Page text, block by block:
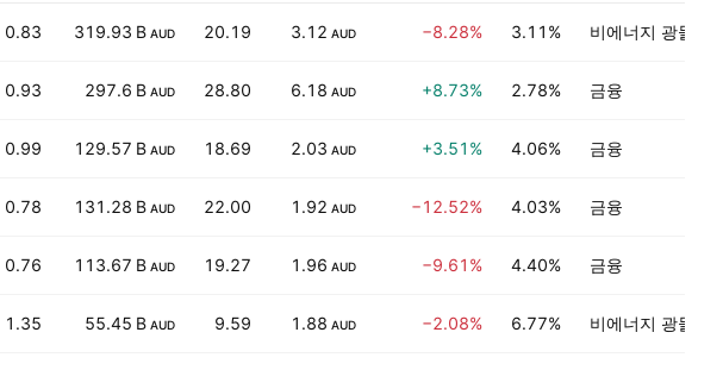
0.83 319.93 B AUD 20.19 3.12 AUD −8.28% 3.11% 비에너지 광물
0.93 297.6 B AUD 28.80 6.18 AUD +8.73% 2.78% 금융
0.99 129.57 B AUD 18.69 2.03 AUD +3.51% 4.06% 금융
0.78 131.28 B AUD 22.00 1.92 AUD −12.52% 4.03% 금융
0.76 113.67 B AUD 19.27 1.96 AUD −9.61% 4.40% 금융
1.35 55.45 B AUD 9.59 1.88 AUD −2.08% 6.77% 비에너지 광물